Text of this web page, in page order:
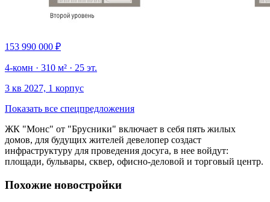
153 990 000 ₽
4-комн · 310 м² · 25 эт.
3 кв 2027, 1 корпус
Показать все спецпредложения
ЖК "Монс" от "Брусники" включает в себя пять жилых
домов, для будущих жителей девелопер создаст
инфраструктуру для проведения досуга, в нее войдут:
площади, бульвары, сквер, офисно-деловой и торговый центр.
Похожие новостройки